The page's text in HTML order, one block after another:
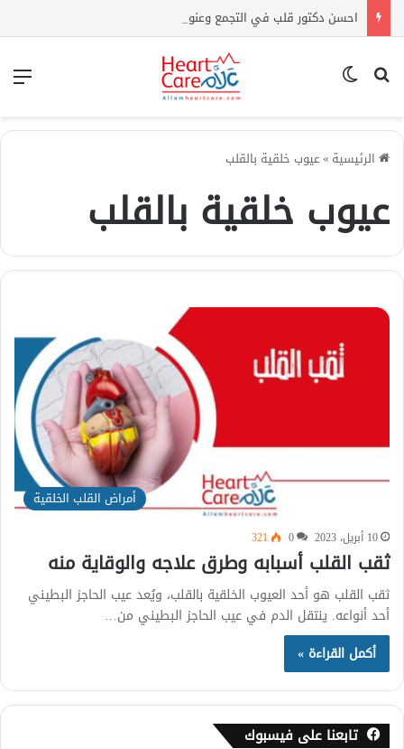
احسن دكتور قلب في التجمع وعنوان المركز وارقام التواصل
بحث عن
الرئيسية »عيوب خلقية بالقلب
عيوب خلقية بالقلب
أمراض القلب الخلقية
10 أبريل، 2023 0
321
ثقب القلب أسبابه وطرق علاجه والوقاية منه
ثقب القلب هو أحد العيوب الخلقية بالقلب، ويُعد عيب الحاجز البطيني
أحد أنواعه. ينتقل الدم في عيب الحاجز البطيني من…
أكمل القراءة »
تابعنا على فيسبوك